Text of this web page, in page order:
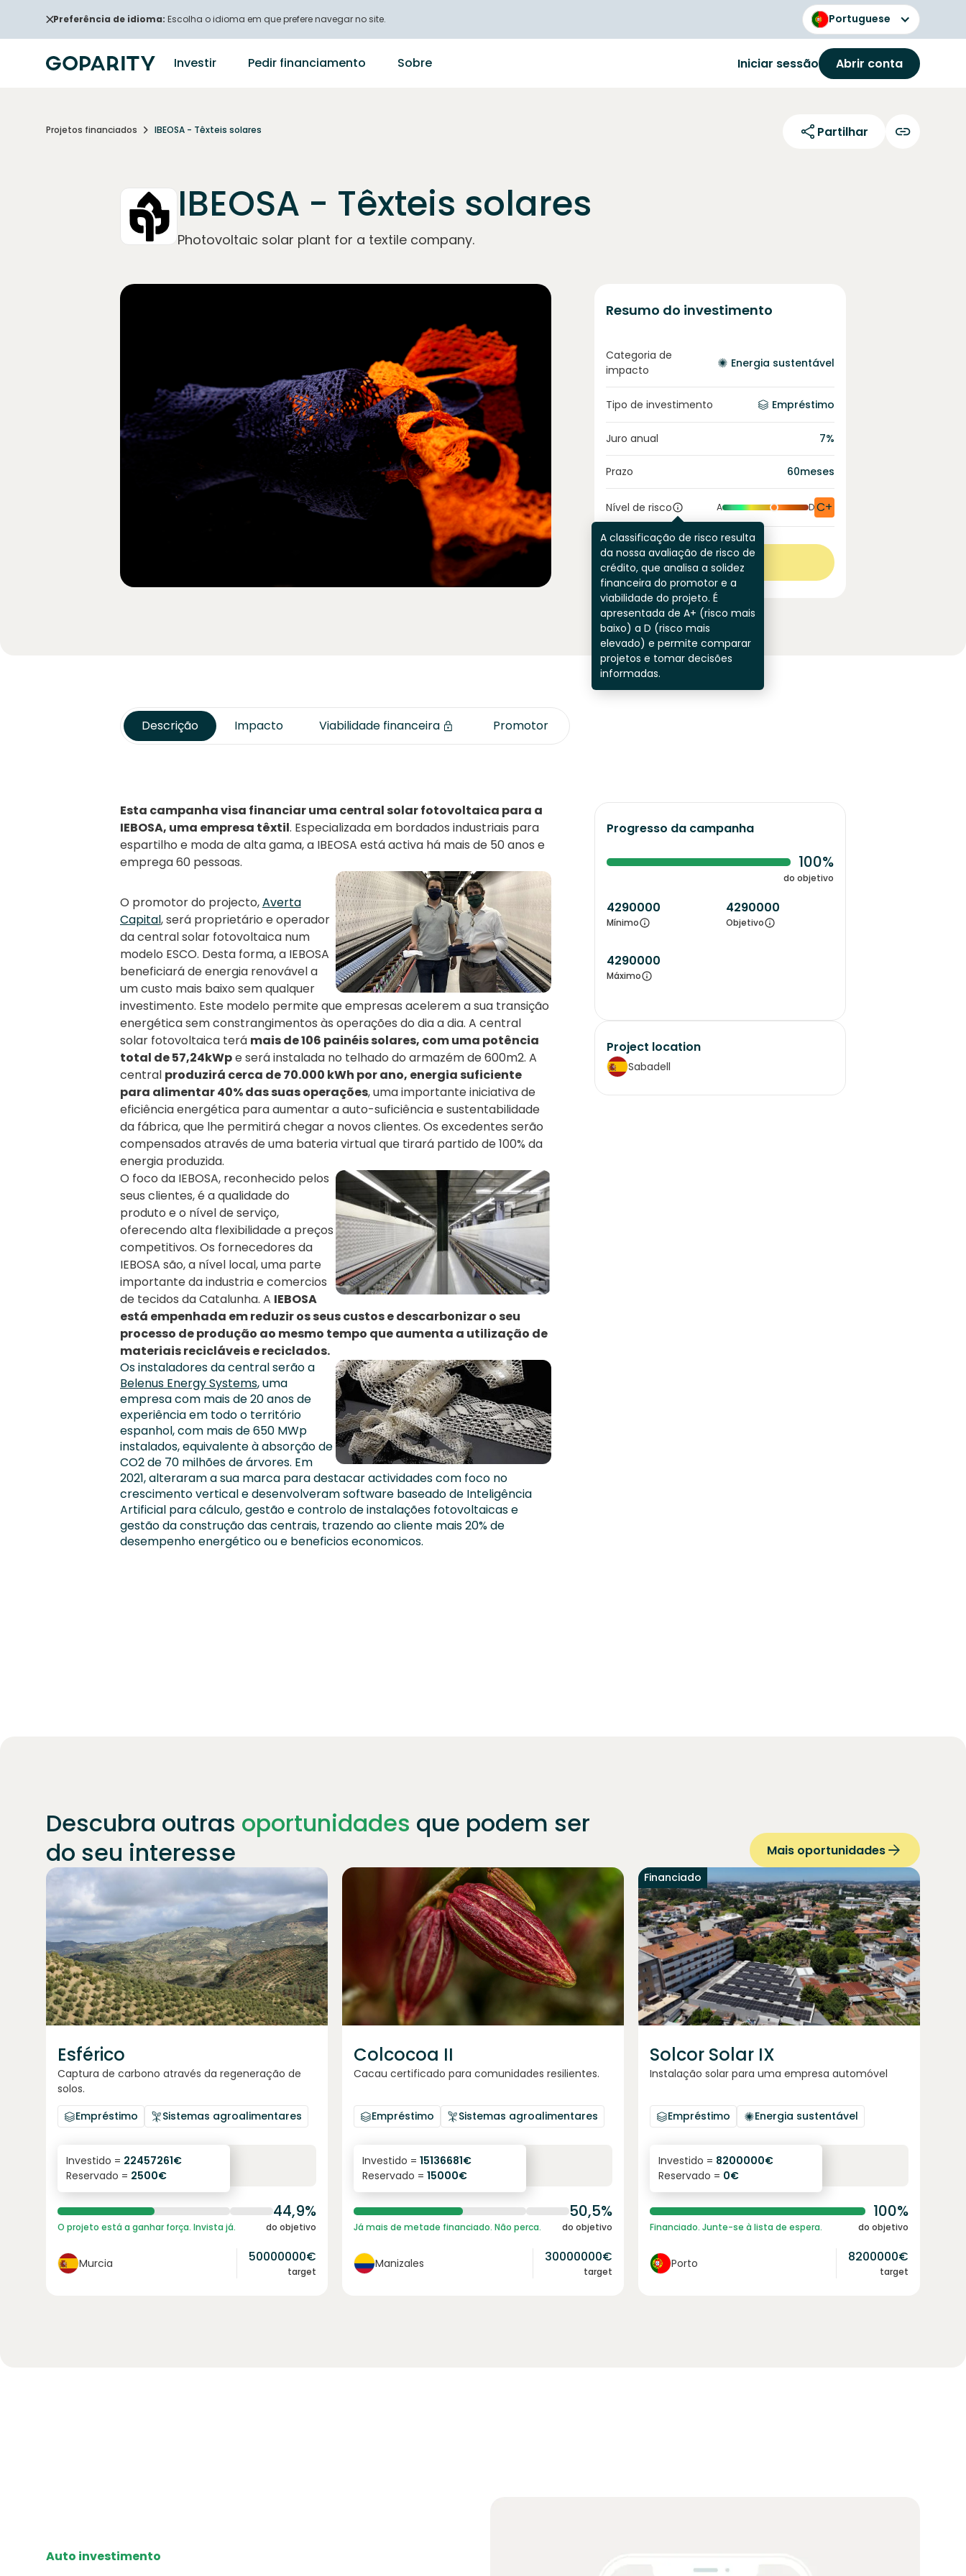
Preferência de idioma: Escolha o idioma em que prefere navegar no site. Portuguese
Investir Pedir financiamento Sobre Iniciar sessão Abrir conta
Projetos financiados IBEOSA - Têxteis solares Partilhar
IBEOSA - Têxteis solares
Photovoltaic solar plant for a textile company.
Resumo do investimento
Categoria de
impacto
Energia sustentável
Tipo de investimento Empréstimo
Juro anual 7%
Prazo 60meses
Nível de risco
A classificação de risco resulta
da nossa avaliação de risco de
crédito, que analisa a solidez
financeira do promotor e a
viabilidade do projeto. É
apresentada de A+ (risco mais
baixo) a D (risco mais
elevado) e permite comparar
projetos e tomar decisões
informadas.
A DC+
Ver mais
Descrição Impacto Viabilidade financeira Promotor
Esta campanha visa financiar uma central solar fotovoltaica para a
IEBOSA, uma empresa têxtil. Especializada em bordados industriais para
espartilho e moda de alta gama, a IBEOSA está activa há mais de 50 anos e
emprega 60 pessoas.
O promotor do projecto,Averta
Capital, será proprietário e operador
da central solar fotovoltaica num
modelo ESCO. Desta forma, a IEBOSA
beneficiará de energia renovável a
um custo mais baixo sem qualquer
investimento. Este modelo permite que empresas acelerem a sua transição
energética sem constrangimentos às operações do dia a dia. A central
solar fotovoltaica terá mais de 106 painéis solares, com uma potência
total de 57,24kWpe será instalada no telhado do armazém de 600m2. A
central produzirá cerca de 70.000 kWh por ano, energia suficiente
para alimentar 40% das suas operações, uma importante iniciativa de
eficiência energética para aumentar a auto-suficiência e sustentabilidade
da fábrica, que lhe permitirá chegar a novos clientes. Os excedentes serão
compensados através de uma bateria virtual que tirará partido de 100% da
energia produzida.
O foco da IEBOSA, reconhecido pelos
seus clientes, é a qualidade do
produto e o nível de serviço,
oferecendo alta flexibilidade a preços
competitivos. Os fornecedores da
IEBOSA são, a nível local, uma parte
importante da industria e comercios
de tecidos da Catalunha. A IEBOSA
está empenhada em reduzir os seus custos e descarbonizar o seu
processo de produção ao mesmo tempo que aumenta a utilização de
materiais recicláveis e reciclados.
Os instaladores da central serão a
Belenus Energy Systems, uma
empresa com mais de 20 anos de
experiência em todo o território
espanhol, com mais de 650 MWp
instalados, equivalente à absorção de
CO2 de 70 milhões de árvores. Em
2021, alteraram a sua marca para destacar actividades com foco no
crescimento vertical e desenvolveram software baseado de Inteligência
Artificial para cálculo, gestão e controlo de instalações fotovoltaicas e
gestão da construção das centrais, trazendo ao cliente mais 20% de
desempenho energético ou e beneficios economicos.
Progresso da campanha
100%
do objetivo
4290000
Mínimo
4290000
Objetivo
4290000
Máximo
Project location
Sabadell
Descubra outras oportunidades que podem ser
do seu interesse
Mais oportunidades
Junte-se a
Esférico
Captura de carbono através da regeneração de
solos.
Empréstimo
Sistemas agroalimentares
6.3%
juro anual
Investido = 22457261€
Reservado = 2500€
44,9%
O projeto está a ganhar força. Invista já. do objetivo
Murcia 50000000€
target
investidores
Colcocoa II
Cacau certificado para comunidades resilientes.
Empréstimo Sistemas agroalimentares
6.1%
juro anual
Investido = 15136681€
Reservado = 15000€
50,5%
Já mais de metade financiado. Não perca. do objetivo
Manizales 30000000€
target
Financiado
Solcor Solar IX
Instalação solar para uma empresa automóvel
Empréstimo Energia sustentável
6.1%
juro anual
Investido = 8200000€
Reservado = 0€
100%
Financiado. Junte-se à lista de espera. do objetivo
Porto 8200000€
target
Auto investimento